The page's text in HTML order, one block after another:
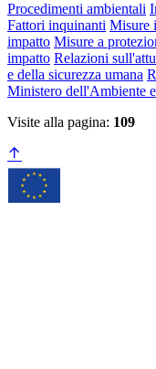
Procedimenti ambientali
Fattori inquinanti Misure
impatto Misure a
impatto Relazioni
e della sicurezza umana
Ministero dell'Ambiente
Visite alla pagina: 109